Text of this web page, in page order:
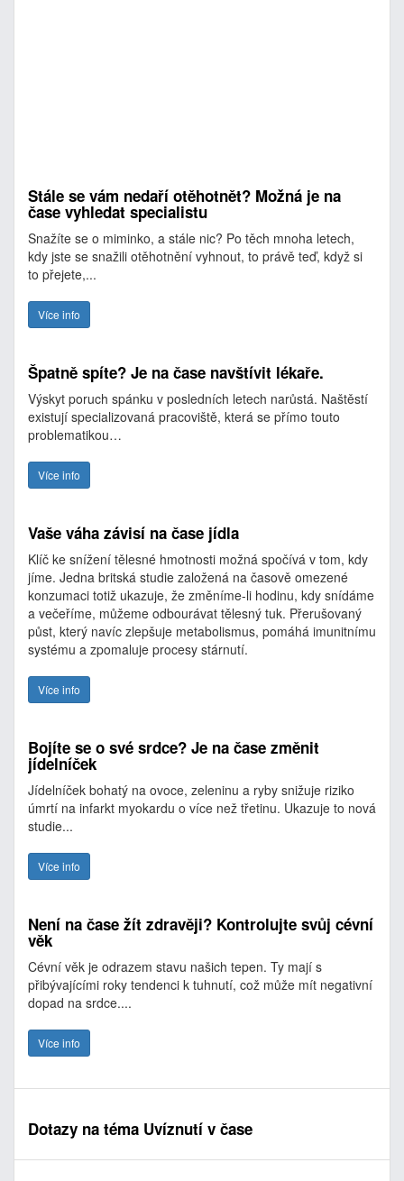
Stále se vám nedaří otěhotnět? Možná je na
čase vyhledat specialistu
Snažíte se o miminko, a stále nic? Po těch mnoha letech,
kdy jste se snažili otěhotnění vyhnout, to právě teď, když si
to přejete,...
Více info
Špatně spíte? Je na čase navštívit lékaře.
Výskyt poruch spánku v posledních letech narůstá. Naštěstí
existují specializovaná pracoviště, která se přímo touto
problematikou…
Více info
Vaše váha závisí na čase jídla
Klíč ke snížení tělesné hmotnosti možná spočívá v tom, kdy
jíme. Jedna britská studie založená na časově omezené
konzumaci totiž ukazuje, že změníme-li hodinu, kdy snídáme
a večeříme, můžeme odbourávat tělesný tuk. Přerušovaný
půst, který navíc zlepšuje metabolismus, pomáhá imunitnímu
systému a zpomaluje procesy stárnutí.
Více info
Bojíte se o své srdce? Je na čase změnit
jídelníček
Jídelníček bohatý na ovoce, zeleninu a ryby snižuje riziko
úmrtí na infarkt myokardu o více než třetinu. Ukazuje to nová
studie...
Více info
Není na čase žít zdravěji? Kontrolujte svůj cévní
věk
Cévní věk je odrazem stavu našich tepen. Ty mají s
přibývajícími roky tendenci k tuhnutí, což může mít negativní
dopad na srdce....
Více info
Dotazy na téma Uvíznutí v čase